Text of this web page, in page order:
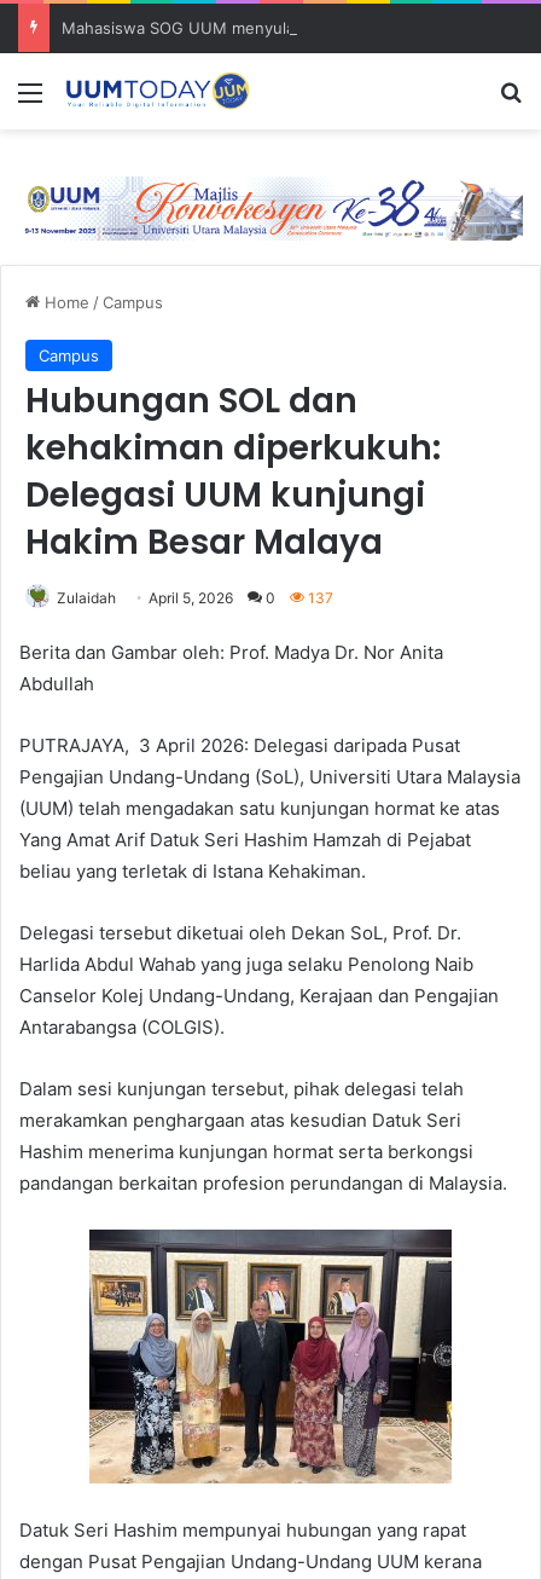
Menu
Home /Campus
Campus
Hubungan SOL dan
kehakiman diperkukuh:
Delegasi UUM kunjungi
Hakim Besar Malaya
Zulaidah April 5, 2026 0 137
Berita dan Gambar oleh: Prof. Madya Dr. Nor Anita
Abdullah
PUTRAJAYA, 3 April 2026: Delegasi daripada Pusat
Pengajian Undang-Undang (SoL), Universiti Utara Malaysia
(UUM) telah mengadakan satu kunjungan hormat ke atas
Yang Amat Arif Datuk Seri Hashim Hamzah di Pejabat
beliau yang terletak di Istana Kehakiman.
Delegasi tersebut diketuai oleh Dekan SoL, Prof. Dr.
Harlida Abdul Wahab yang juga selaku Penolong Naib
Canselor Kolej Undang-Undang, Kerajaan dan Pengajian
Antarabangsa (COLGIS).
Dalam sesi kunjungan tersebut, pihak delegasi telah
merakamkan penghargaan atas kesudian Datuk Seri
Hashim menerima kunjungan hormat serta berkongsi
pandangan berkaitan profesion perundangan di Malaysia.
Datuk Seri Hashim mempunyai hubungan yang rapat
dengan Pusat Pengajian Undang-Undang UUM kerana